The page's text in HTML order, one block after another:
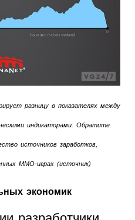
разницу в показателях между
индикаторами. Обратите
источников заработков,
MMO-играх (источник)
экономик